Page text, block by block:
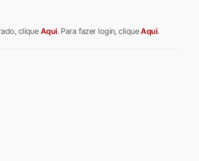
cliqueAqui. Para fazer login, cliqueAqui.